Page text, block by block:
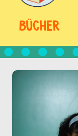
BÜCHER